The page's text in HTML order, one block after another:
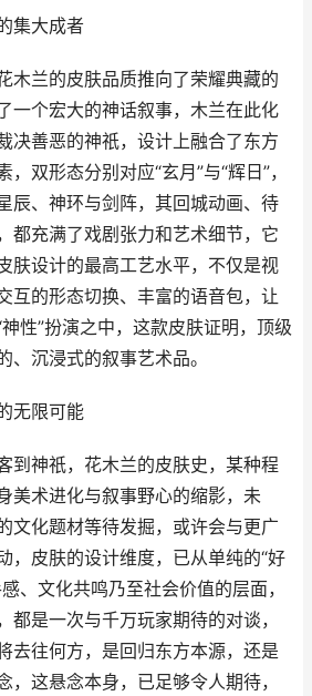
集大成者
木兰的皮肤品质推向了荣耀典藏的
一个宏大的神话叙事，木兰在此化
决善恶的神祇，设计上融合了东方
双形态分别对应“玄月”与“辉日”，
辰、神环与剑阵，其回城动画、待
都充满了戏剧张力和艺术细节，它
肤设计的最高工艺水平，不仅是视
互的形态切换、丰富的语音包，让
性”扮演之中，这款皮肤证明，顶级
、沉浸式的叙事艺术品。
无限可能
到神祇，花木兰的皮肤史，某种程
美术进化与叙事野心的缩影，未
文化题材等待发掘，或许会与更广
，皮肤的设计维度，已从单纯的“好
、文化共鸣乃至社会价值的层面，
都是一次与千万玩家期待的对谈，
去往何方，是回归东方本源，还是
，这悬念本身，已足够令人期待，